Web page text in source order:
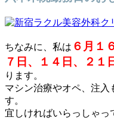
ちなみに、私は ６月１
７日、１４日、２１
ります。
マシン治療やオペ、注
す。
宜しければいらっしゃっ